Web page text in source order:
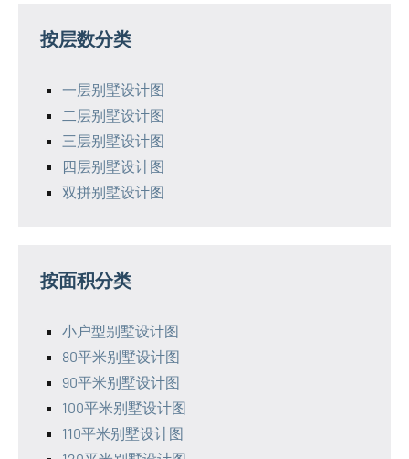
按层数分类
一层别墅设计图
二层别墅设计图
三层别墅设计图
四层别墅设计图
双拼别墅设计图
按面积分类
小户型别墅设计图
80平米别墅设计图
90平米别墅设计图
100平米别墅设计图
110平米别墅设计图